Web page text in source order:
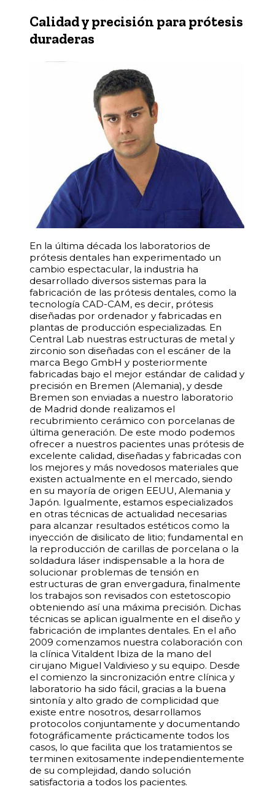
Calidad y precisión para prótesis
duraderas
En la última década los laboratorios de
prótesis dentales han experimentado un
cambio espectacular, la industria ha
desarrollado diversos sistemas para la
fabricación de las prótesis dentales, como la
tecnología CAD-CAM, es decir, prótesis
diseñadas por ordenador y fabricadas en
plantas de producción especializadas. En
Central Lab nuestras estructuras de metal y
zirconio son diseñadas con el escáner de la
marca Bego GmbH y posteriormente
fabricadas bajo el mejor estándar de calidad y
precisión en Bremen (Alemania), y desde
Bremen son enviadas a nuestro laboratorio
de Madrid donde realizamos el
recubrimiento cerámico con porcelanas de
última generación. De este modo podemos
ofrecer a nuestros pacientes unas prótesis de
excelente calidad, diseñadas y fabricadas con
los mejores y más novedosos materiales que
existen actualmente en el mercado, siendo
en su mayoría de origen EEUU, Alemania y
Japón. Igualmente, estamos especializados
en otras técnicas de actualidad necesarias
para alcanzar resultados estéticos como la
inyección de disilicato de litio; fundamental en
la reproducción de carillas de porcelana o la
soldadura láser indispensable a la hora de
solucionar problemas de tensión en
estructuras de gran envergadura, finalmente
los trabajos son revisados con estetoscopio
obteniendo así una máxima precisión. Dichas
técnicas se aplican igualmente en el diseño y
fabricación de implantes dentales. En el año
2009 comenzamos nuestra colaboración con
la clínica Vitaldent Ibiza de la mano del
cirujano Miguel Valdivieso y su equipo. Desde
el comienzo la sincronización entre clínica y
laboratorio ha sido fácil, gracias a la buena
sintonía y alto grado de complicidad que
existe entre nosotros, desarrollamos
protocolos conjuntamente y documentando
fotográficamente prácticamente todos los
casos, lo que facilita que los tratamientos se
terminen exitosamente independientemente
de su complejidad, dando solución
satisfactoria a todos los pacientes.